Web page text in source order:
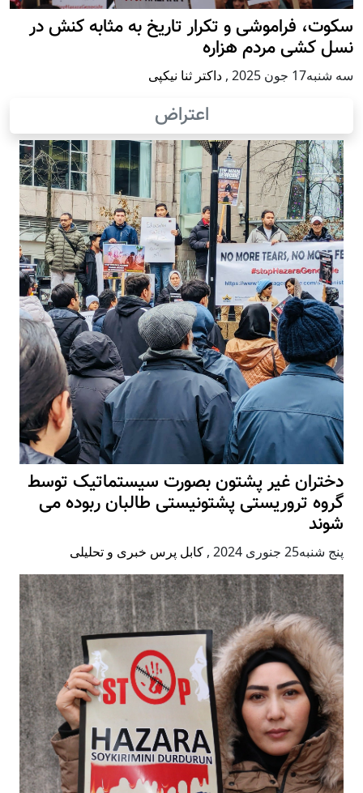
سکوت، فراموشی و تکرار تاريخ به مثابه کنش در
نسل کشی مردم هزاره
سه شنبه17 جون 2025 , داکتر ثنا نیکپی
اعتراض
دختران غیر پشتون بصورت سیستماتیک توسط
گروه تروریستی پشتونیستی طالبان ربوده می
شوند
پنج شنبه25 جنوری 2024 , کابل پرس خبری و تحلیلی